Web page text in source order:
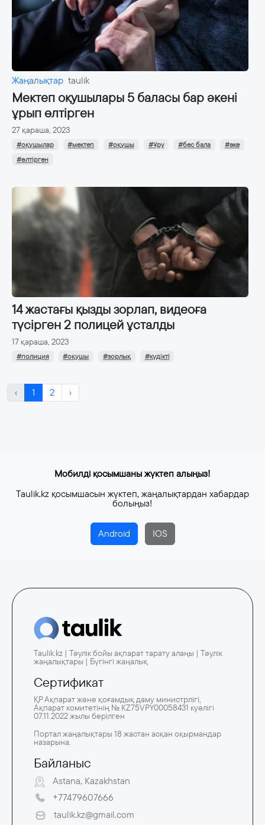
Жаңалықтар taulik
Мектеп оқушылары 5 баласы бар әкені
ұрып өлтірген
27 қараша, 2023
#оқушылар #мектеп #оқушы #Ұру #бес бала
#әке
#өлтірген
14 жастағы қызды зорлап, видеоға
түсірген 2 полицей ұсталды
17 қараша, 2023
#полиция #оқушы #зорлық #күдікті
‹ 1 2 ›
Мобилді қосымшаны жүктеп алыңыз!
Taulik.kz қосымшасын жүктеп, жаңалықтардан хабардар
болыңыз!
Android IOS
Taulik.kz | Тәулік бойы ақпарат тарату алаңы | Тәулік
жаңалықтары | Бүгінгі жаңалық
Сертификат
ҚР Ақпарат және қоғамдық даму министрлігі,
Ақпарат комитетінің № KZ75VPY00058431 куәлігі
07.11.2022 жылы берілген
Портал жаңалықтары 18 жастан асқан оқырмандар
назарына.
Байланыс
Astana, Kazakhstan
+77479607666
taulik.kz@gmail.com